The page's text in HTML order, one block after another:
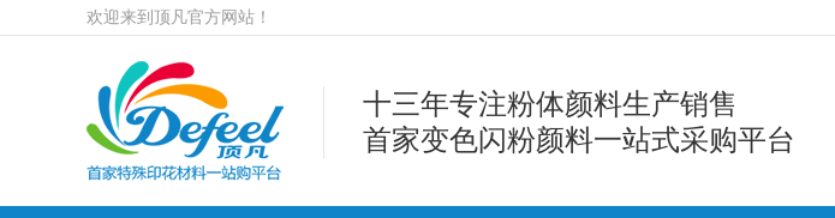
欢迎来到顶凡官方网站！
十三年专注粉体颜料生产销售
首家变色闪粉颜料一站式采购平台